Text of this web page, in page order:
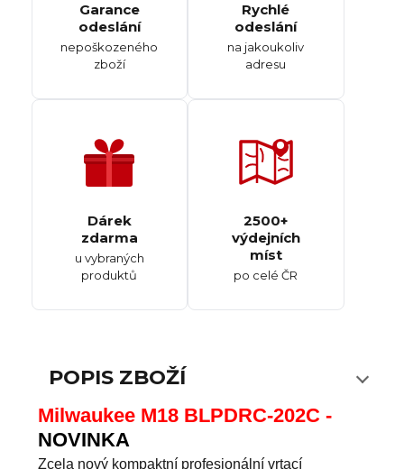
Garance
odeslání
nepoškozeného
zboží
Rychlé
odeslání
na jakoukoliv
adresu
Dárek
zdarma
u vybraných
produktů
2500+
výdejních
míst
po celé ČR
POPIS ZBOŽÍ
Milwaukee M18 BLPDRC-202C -
NOVINKA
Zcela nový kompaktní profesionální vrtací